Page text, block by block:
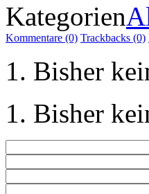
Kategorien
Kommentare (0) Trackbacks (0)
Bisher
Bisher